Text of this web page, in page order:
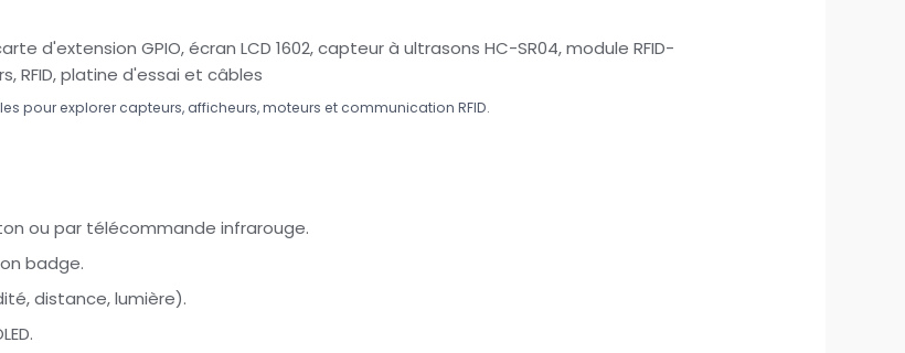
pour explorer capteurs, afficheurs, moteurs et communication RFID.
ou par télécommande infrarouge.
badge.
distance, lumière).